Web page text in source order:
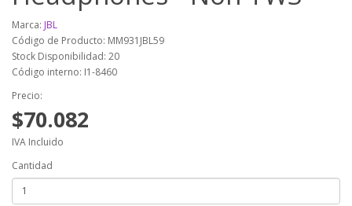
Marca: JBL
Código de Producto: MM931JBL59
Stock Disponibilidad: 20
Código interno: I1-8460
Precio:
$70.082
IVA Incluido
Cantidad